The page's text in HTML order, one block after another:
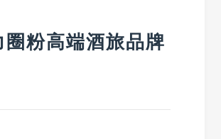
粉高端酒旅品牌